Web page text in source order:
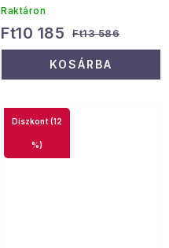
Raktáron
Ft10 185 Ft13 586
KOSÁRBA
(12
%)